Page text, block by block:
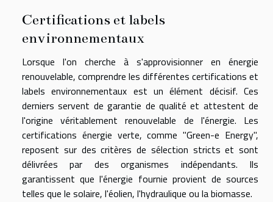
Certifications et labels
environnementaux
Lorsque l'on cherche à s'approvisionner en énergie
renouvelable, comprendre les différentes certifications et
labels environnementaux est un élément décisif. Ces
derniers servent de garantie de qualité et attestent de
l'origine véritablement renouvelable de l'énergie. Les
certifications énergie verte, comme "Green-e Energy",
reposent sur des critères de sélection stricts et sont
délivrées par des organismes indépendants. Ils
garantissent que l'énergie fournie provient de sources
telles que le solaire, l'éolien, l'hydraulique ou la biomasse.